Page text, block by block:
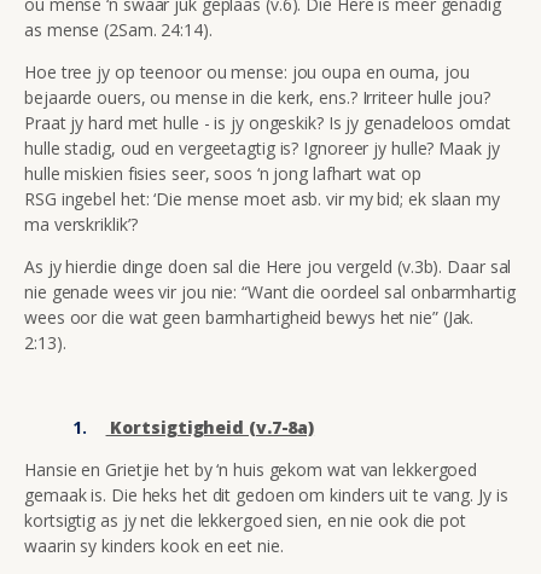
as mense (2Sam. 24:14).
Hoe tree jy op teenoor ou mense: jou oupa en ouma, jou
bejaarde ouers, ou mense in die kerk, ens.? Irriteer hulle jou?
Praat jy hard met hulle - is jy ongeskik? Is jy genadeloos omdat
hulle stadig, oud en vergeetagtig is? Ignoreer jy hulle? Maak jy
hulle miskien fisies seer, soos ‘n jong lafhart wat op
RSG ingebel het: ‘Die mense moet asb. vir my bid; ek slaan my
ma verskriklik’?
As jy hierdie dinge doen sal die Here jou vergeld (v.3b). Daar sal
nie genade wees vir jou nie: “Want die oordeel sal onbarmhartig
wees oor die wat geen barmhartigheid bewys het nie” (Jak.
2:13).
Kortsigtigheid (v.7-8a)
Hansie en Grietjie het by ‘n huis gekom wat van lekkergoed
gemaak is. Die heks het dit gedoen om kinders uit te vang. Jy is
kortsigtig as jy net die lekkergoed sien, en nie ook die pot
waarin sy kinders kook en eet nie.